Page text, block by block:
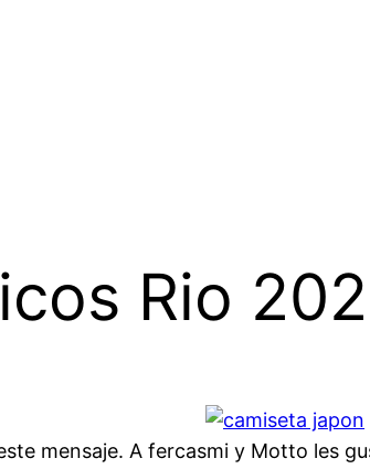
Rio
mensaje. A fercasmi y Motto les